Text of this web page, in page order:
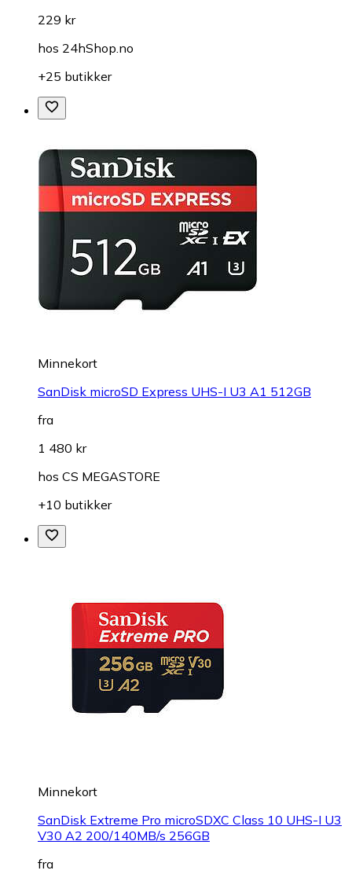
229 kr
hos 24hShop.no
+25 butikker
Minnekort
SanDisk microSD Express UHS-I U3 A1 512GB
fra
1 480 kr
hos CS MEGASTORE
+10 butikker
Minnekort
SanDisk Extreme Pro microSDXC Class 10 UHS-I U3
V30 A2 200/140MB/s 256GB
fra